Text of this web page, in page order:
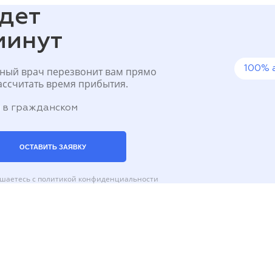
врач перезвонит вам прямо
время прибытия.
в гражданском
ОСТАВИТЬ ЗАЯВКУ
с политикой конфиденциальности
100%